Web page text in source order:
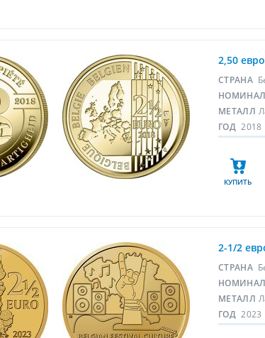
2,50
СТРАНА
НОМИНАЛ
МЕТАЛЛ
ГОД 2018
КУПИТЬ
2-1/2
СТРАНА
НОМИНАЛ
МЕТАЛЛ
ГОД 2023